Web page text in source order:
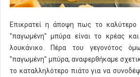
Επικρατεί η άποψη πως το καλύτερο
"παγωμένη" μπύρα είναι το κρέας
λουκάνικο. Πέρα του γεγονότος
"παγωμένη" μπύρα, αναφερθήκαμε
το καταλληλότερο πιάτο για να